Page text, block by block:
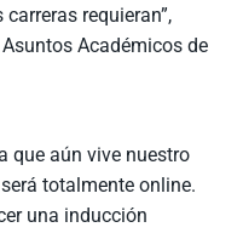
requieran”,
Académicos de
que aún vive nuestro
totalmente online.
una inducción